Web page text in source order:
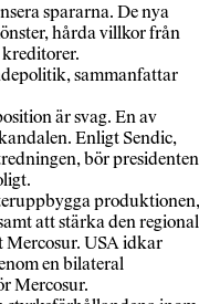
spararna. De nya
hårda villkor från
sammanfattar
är svag. En av
Enligt Sendic,
bör presidenten
produktionen,
att stärka den
Mercosur. USA idkar
en bilateral
Mercosur.